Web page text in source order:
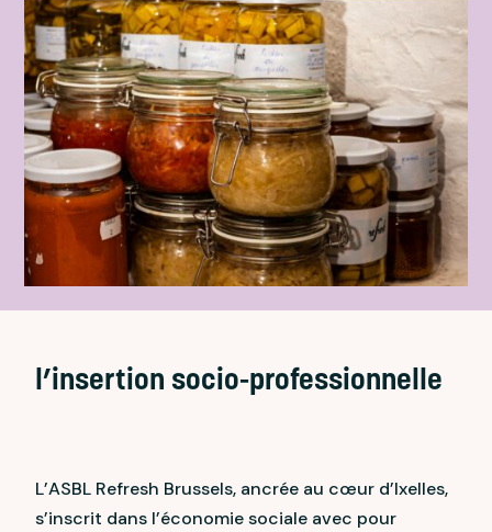
l’insertion socio-professionnelle
L’ASBL Refresh Brussels, ancrée au cœur d’Ixelles,
s’inscrit dans l’économie sociale avec pour